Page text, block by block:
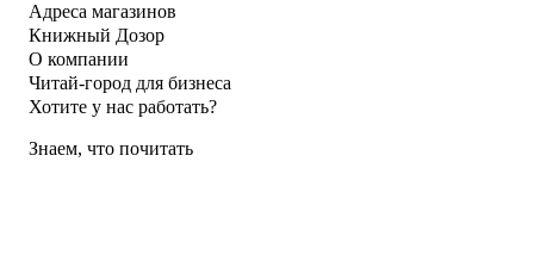
Адреса магазинов
Книжный Дозор
О компании
Читай-город для бизнеса
Хотите у нас работать?
Знаем, что почитать